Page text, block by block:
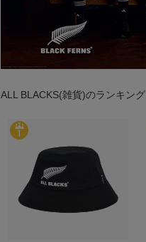
ALL BLACKS(雑貨)のランキング